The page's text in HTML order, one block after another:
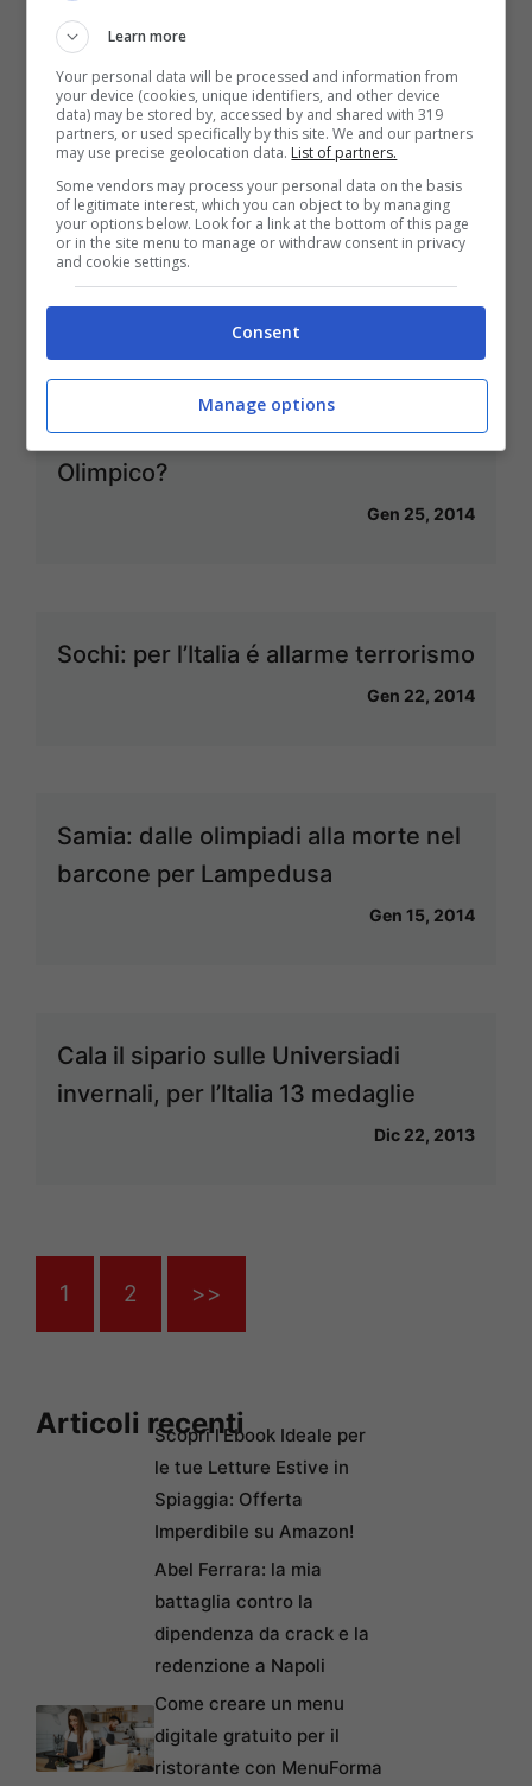
andando a Sochi 2014
Feb 6, 2014
Olimpiadi blindate, luci e ombre di
Sochi 2014
Feb 2, 2014
Sochi: che fine ha fatto lo Spirito
Olimpico?
Gen 25, 2014
Sochi: per l’Italia é allarme terrorismo
Gen 22, 2014
Samia: dalle olimpiadi alla morte nel
barcone per Lampedusa
Gen 15, 2014
Cala il sipario sulle Universiadi
invernali, per l’Italia 13 medaglie
Dic 22, 2013
1 2 >>
Articoli recentiScopri l’Ebook Ideale per
le tue Letture Estive in
Spiaggia: Offerta
Imperdibile su Amazon!
Abel Ferrara: la mia
battaglia contro la
dipendenza da crack e la
redenzione a Napoli
Come creare un menu
digitale gratuito per il
ristorante con MenuForma
Learn more
Your personal data will be processed and information from
your device (cookies, unique identifiers, and other device
data) may be stored by, accessed by and shared with 319
partners, or used specifically by this site. We and our partners
may use precise geolocation data. List of partners.
Some vendors may process your personal data on the basis
of legitimate interest, which you can object to by managing
your options below. Look for a link at the bottom of this page
or in the site menu to manage or withdraw consent in privacy
and cookie settings.
Consent
Manage options